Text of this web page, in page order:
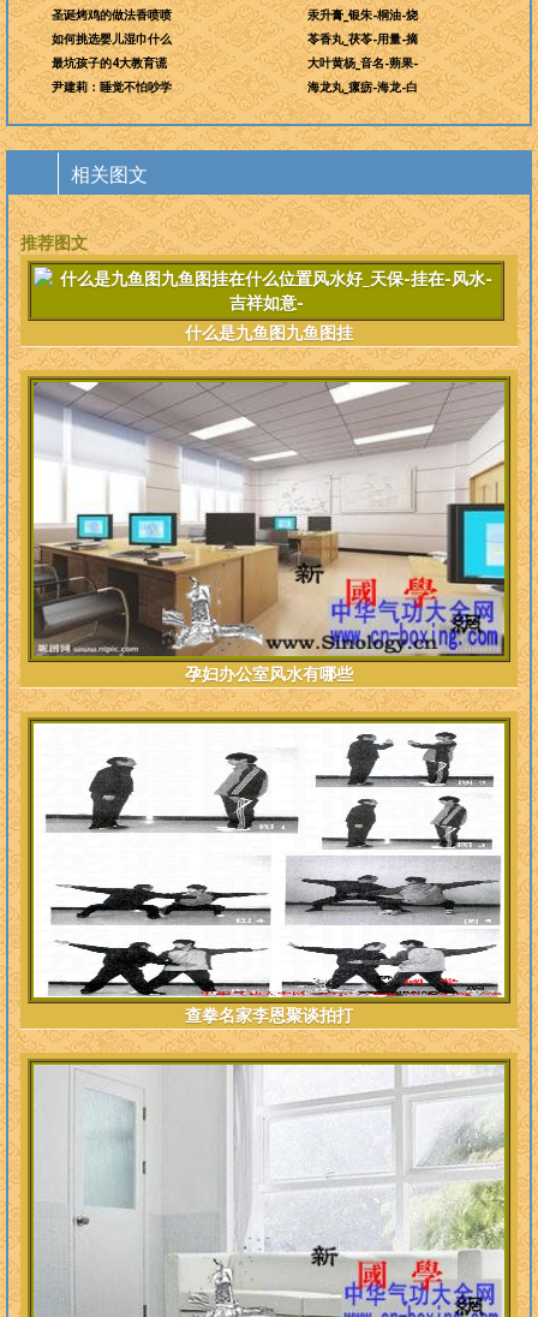
圣诞烤鸡的做法香喷喷
如何挑选婴儿湿巾什么
最坑孩子的4大教育谎
尹建莉：睡觉不怕吵学
汞升膏_银朱-桐油-烧
苓香丸_茯苓-用量-摘
大叶黄杨_音名-蒴果-
海龙丸_瘰疬-海龙-白
相关图文
推荐图文
什么是九鱼图九鱼图挂
孕妇办公室风水有哪些
查拳名家李恩聚谈拍打